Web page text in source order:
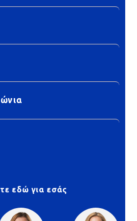
εδώ για εσάς